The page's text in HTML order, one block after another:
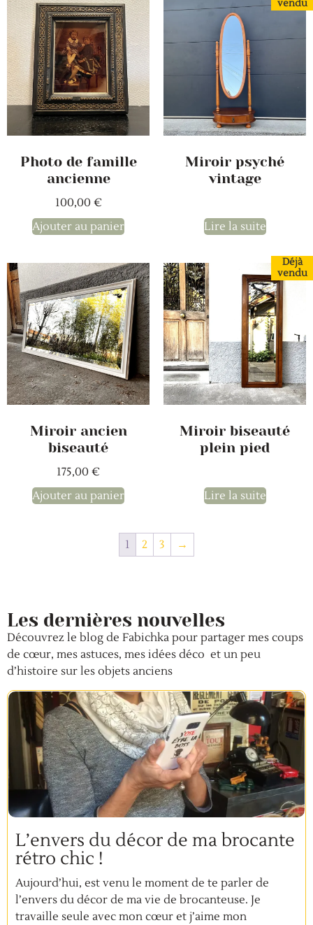
Photo de famille
ancienne
100,00 €
Ajouter au panier
vendu
Miroir psyché
vintage
Lire la suite
Miroir ancien
biseauté
175,00 €
Ajouter au panier
Déjà
vendu
Miroir biseauté
plein pied
Lire la suite
1 2 3 →
Les dernières nouvelles
Découvrez le blog de Fabichka pour partager mes coups
de cœur, mes astuces, mes idées déco et un peu
d’histoire sur les objets anciens
L’envers du décor de ma brocante
rétro chic !
Aujourd’hui, est venu le moment de te parler de
l’envers du décor de ma vie de brocanteuse. Je
travaille seule avec mon cœur et j’aime mon